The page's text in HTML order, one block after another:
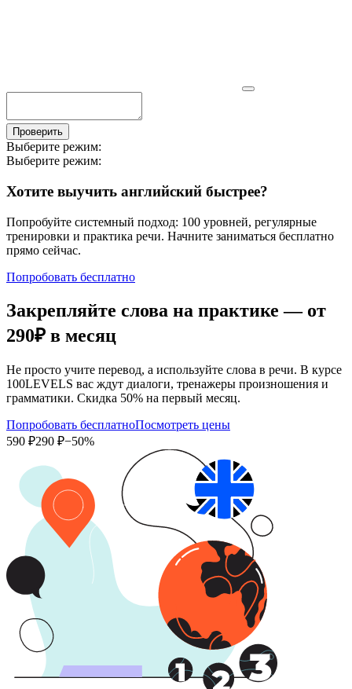
Проверить
Выберите режим:
Выберите режим:
Хотите выучить английский быстрее?
Попробуйте системный подход: 100 уровней, регулярные
тренировки и практика речи. Начните заниматься бесплатно
прямо сейчас.
Попробовать бесплатно
Закрепляйте слова на практике — от
290₽ в месяц
Не просто учите перевод, а используйте слова в речи. В курсе
100LEVELS вас ждут диалоги, тренажеры произношения и
грамматики. Скидка 50% на первый месяц.
Попробовать бесплатноПосмотреть цены
590 ₽290 ₽−50%